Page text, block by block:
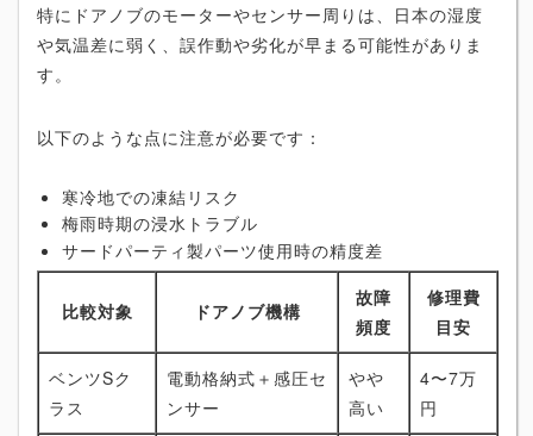
特にドアノブのモーターやセンサー周りは、日本の湿度
や気温差に弱く、誤作動や劣化が早まる可能性がありま
す。
以下のような点に注意が必要です：
寒冷地での凍結リスク
梅雨時期の浸水トラブル
サードパーティ製パーツ使用時の精度差
比較対象 ドアノブ機構
故障
頻度
修理費
目安
ベンツSク
ラス
電動格納式＋感圧セ
ンサー
やや
高い
4〜7万
円